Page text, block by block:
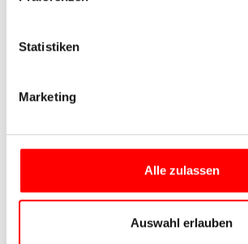
Statistiken
Marketing
Alle zulassen
Auswahl erlauben
Kategorie B
Saison A
18.04. - 24.04.
26.09. - 03.10.